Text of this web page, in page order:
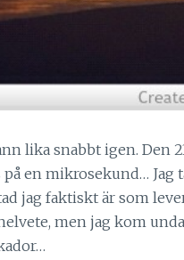
lika snabbt igen. Den
en mikrosekund… Jag
jag faktiskt är som
men jag kom